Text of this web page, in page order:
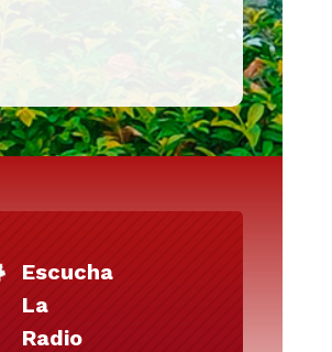
Escucha
La
Radio